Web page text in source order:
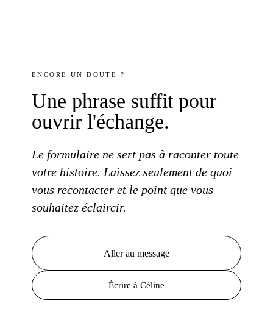
ENCORE UN DOUTE ?
Une phrase suffit pour
ouvrir l'échange.
Le formulaire ne sert pas à raconter toute
votre histoire. Laissez seulement de quoi
vous recontacter et le point que vous
souhaitez éclaircir.
Allerau message
Écrire à Céline